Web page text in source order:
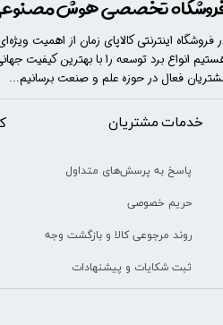
خدمات مشتریان
پاسخ به پرسش‌های متداول
حریم خصوصی
روند مرجوعی کالا و بازگشت وجه
ثبت شکایات و پیشنهادات
فروشگاه اینترنتی کالاپای زمان از اهمیت
انواع برد توسعه را با​​​ بهترین کیفیت
فعال در حوزه علم و صنعت برسانیم...